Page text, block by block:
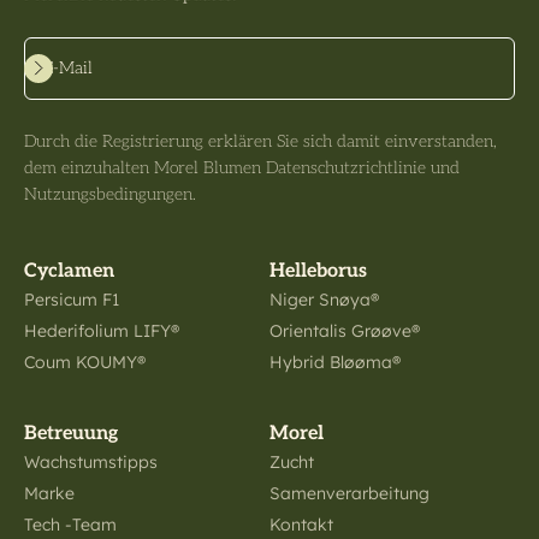
E-Mail
Abonnieren
Durch die Registrierung erklären Sie sich damit einverstanden,
dem einzuhalten Morel Blumen Datenschutzrichtlinie und
Nutzungsbedingungen.
Cyclamen
Persicum F1
Hederifolium LIFY®
Coum KOUMY®
Helleborus
Niger Snøya®
Orientalis Grøøve®
Hybrid Bløøma®
Betreuung
Wachstumstipps
Marke
Tech -Team
Morel
Zucht
Samenverarbeitung
Kontakt